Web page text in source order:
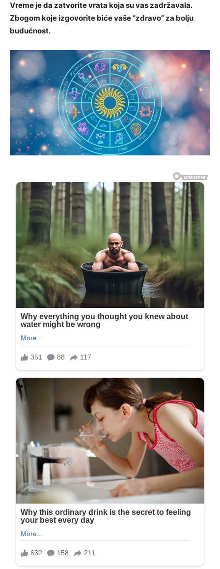
Vreme je da zatvorite vrata koja su vas zadržavala.
Zbogom koje izgovorite biće vaše “zdravo” za bolju
budućnost.